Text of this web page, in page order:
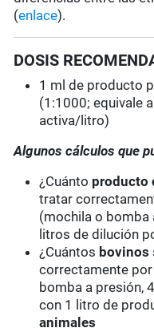
(enlace).
DOSIS
1 ml de producto
(1:1000; equivale
activa/litro)
Algunos cálculos que
¿Cuánto producto
tratar
(mochila o bomba
litros de dilución
¿Cuántos bovinos
correctamente
bomba a presión,
con 1 litro de
animales